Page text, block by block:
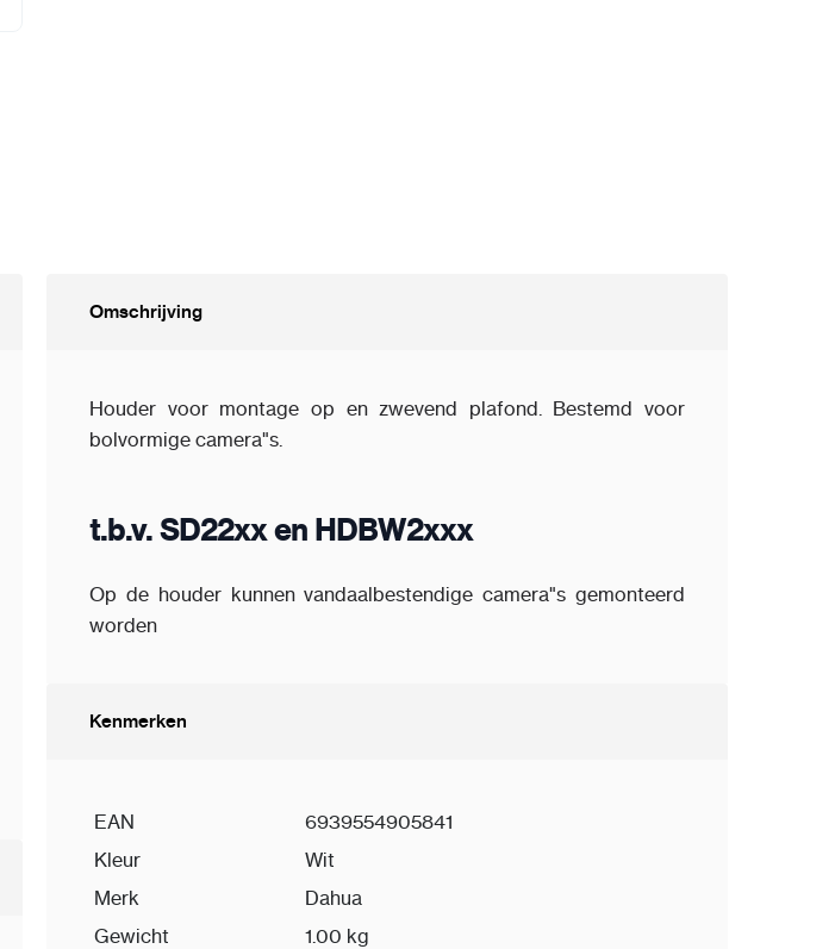
Omschrijving
Houder voor montage op en zwevend plafond. Bestemd voor
bolvormige camera"s.
t.b.v. SD22xx en HDBW2xxx
Op de houder kunnen vandaalbestendige camera"s gemonteerd
worden
Kenmerken
EAN
6939554905841
Kleur
Wit
Merk
Dahua
Gewicht
1.00 kg